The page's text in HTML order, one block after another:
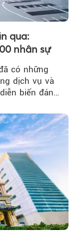
qua:
nhân sự
có những
dịch vụ và
biến đáng